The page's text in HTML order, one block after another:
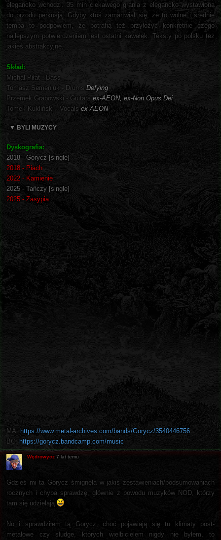
elegancko wchodzi. 35 min ciekawego grania z elegancko wystawioną
do przodu perkusją. Gdyby ktoś zamartwiał się, że to wolne i średnie
tempa to podpowiem, że potrafią też przyłożyć konkretnie czego
najlepszym potwierdzeniem jest ostatni kawałek. Teksty po polsku też
jakieś abstrakcyjne.
Skład:
Michał Piłat - Bass
Tomasz Semeniuk - Drums Defying
Przemek Grabowski - Guitars ex-AEON, ex-Non Opus Dei
Tomek Kukliński - Vocals ex-AEON
▼ BYLI MUZYCY
Dyskografia:
2018 - Gorycz [single]
2018 - Piach
2022 - Kamienie
2025 - Tańczy [single]
2025 - Zasypia
MA: https://www.metal-archives.com/bands/Gorycz/3540446756
BC: https://gorycz.bandcamp.com/music
Wędrowycz 7 lat temu
Gdzieś mi ta Gorycz śmignęła w jakiś zestawieniach/podsumowaniach
rocznych i chyba sprawdzę, głównie z powodu muzyków NOD, którzy
tam się udzielają
No i sprawdziłem tą Gorycz, choć pojawiają się tu klimaty post-
metalowe czy sludge, których wielbicielem nigdy nie byłem, to